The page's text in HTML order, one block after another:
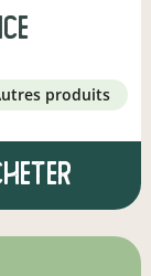
autres produits